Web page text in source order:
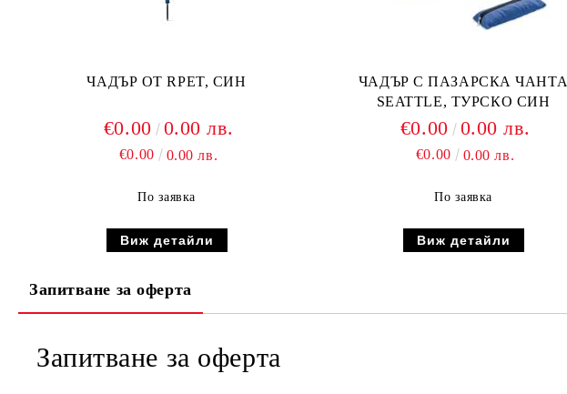
ЧАДЪР ОТ RPET, СИН
€0.00 0.00 лв.
€0.00 0.00 лв.
По заявка
Виж детайли
ЧАДЪР С ПАЗАРСКА ЧАНТА
SEATTLE, ТУРСКО СИН
€0.00 0.00 лв.
€0.00 0.00 лв.
По заявка
Виж детайли
Запитване за оферта
Запитване за оферта